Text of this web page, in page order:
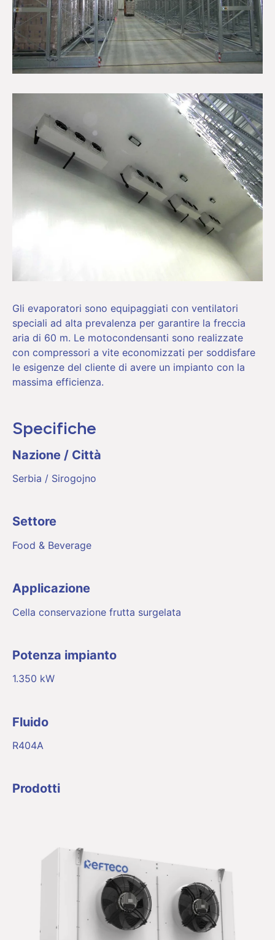
Gli evaporatori sono equipaggiati con ventilatori
speciali ad alta prevalenza per garantire la freccia
aria di 60 m. Le motocondensanti sono realizzate
con compressori a vite economizzati per soddisfare
le esigenze del cliente di avere un impianto con la
massima efficienza.
Specifiche
Nazione / Città
Serbia / Sirogojno
Settore
Food & Beverage
Applicazione
Cella conservazione frutta surgelata
Potenza impianto
1.350 kW
Fluido
R404A
Prodotti